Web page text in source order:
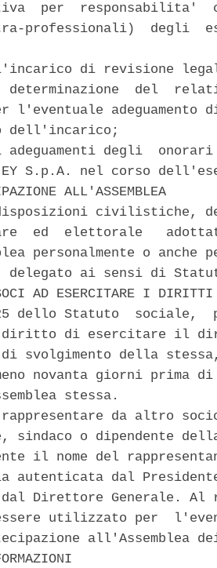
per  responsabilita'
professionali)  degli
di revisione
determinazione  del
l'eventuale
dell'incarico;
adeguamenti degli
S.p.A. nel corso
ALL'ASSEMBLEA
civilistiche,
ed  elettorale
personalmente o
delegato ai sensi di
AD ESERCITARE I
dello Statuto  sociale,
diritto di esercitare il
svolgimento della
novanta giorni prima
stessa.
da altro
sindaco o dipendente
il nome del
autenticata dal
dal Direttore Generale.
utilizzato per
all'Assemblea